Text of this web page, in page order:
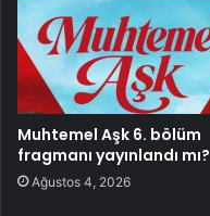
Muhtemel Aşk 6. bölüm
fragmanı yayınlandı mı?
Ağustos 4, 2026